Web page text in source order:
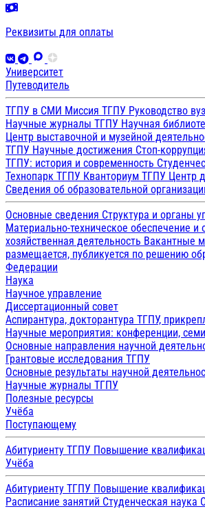
Реквизиты для оплаты
Университет
Путеводитель
ТГПУ в СМИ Миссия ТГПУ Руководство
Научные журналы ТГПУ Научная
Центр выставочной и музейной
ТГПУ Научные достижения Стоп-
ТГПУ: история и современность
Технопарк ТГПУ Кванториум ТГПУ Центр
Сведения об образовательной
Основные сведения Структура и органы
Материально-техническое обеспечение
хозяйственная деятельность Вакантные
размещается, публикуется по решению
Федерации
Наука
Научное управление
Диссертационный совет
Аспирантура, докторантура ТГПУ,
Научные мероприятия: конференции,
Основные направления научной
Грантовые исследования ТГПУ
Основные результаты научной
Научные журналы ТГПУ
Полезные ресурсы
Учёба
Поступающему
Абитуриенту ТГПУ Повышение
Учёба
Абитуриенту ТГПУ Повышение
Расписание занятий Студенческая наука